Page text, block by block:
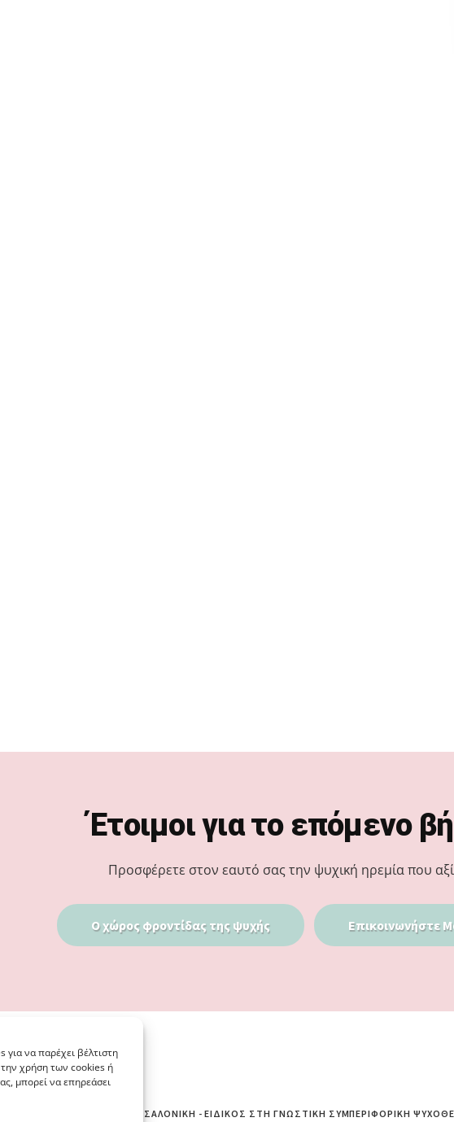
να παρέχει βέλτιστη
την χρήση των cookies ή
μπορεί να επηρεάσει
Έτοιμοι για το επόμενο
Προσφέρετε στον εαυτό σας την ψυχική ηρεμία που
Ο χώρος φροντίδας της ψυχής Επικοινωνήστε
ΨΥΧΟΛΌΓΟΣ ΚΑΛΑΜΑΡΙΆ ΘΕΣΣΑΛΟΝΊΚΗ - ΕΙΔΙΚΌΣ ΣΤΗ ΓΝΩΣΤΙΚΉ ΣΥΜΠΕΡΙΦΟΡΙΚΉ